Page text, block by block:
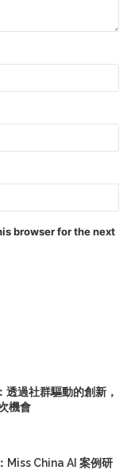
browser for the next
過社群驅動的創新，
機會
Miss China AI 案例研